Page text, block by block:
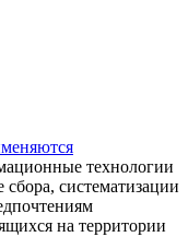
технологии
систематизации
на территории